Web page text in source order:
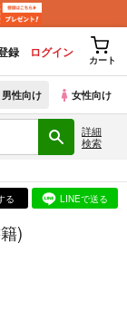
録 ログイン
カート
男性向け 女性向け
詳細
検索
る LINEで送る
)